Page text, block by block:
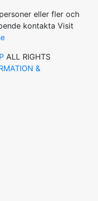
eller fler och
kontakta Visit
ALL RIGHTS
&